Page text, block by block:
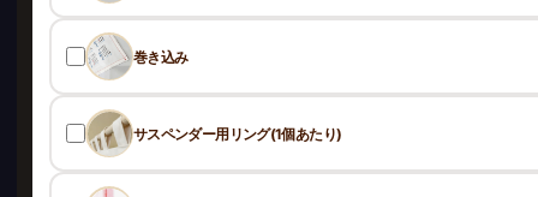
巻き込み
サスペンダー用リング(1個あたり)